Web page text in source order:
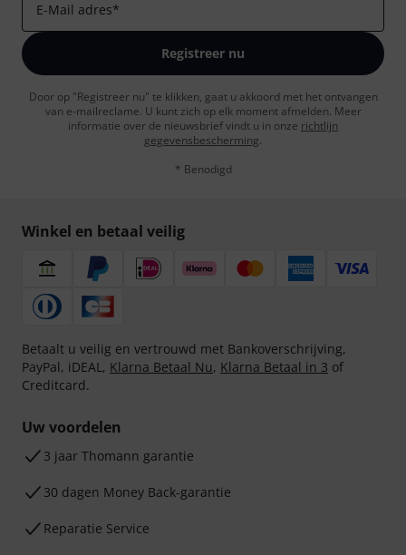
E-Mail adres*
Registreer nu
Door op "Registreer nu" te klikken, gaat u akkoord met het ontvangen
van e-mailreclame. U kunt zich op elk moment afmelden. Meer
informatie over de nieuwsbrief vindt u in onze richtlijn
gegevensbescherming.
* Benodigd
Winkel en betaal veilig
Betaalt u veilig en vertrouwd met Bankoverschrijving,
PayPal, iDEAL, Klarna Betaal Nu, Klarna Betaal in 3 of
Creditcard.
Uw voordelen
3 jaar Thomann garantie
30 dagen Money Back-garantie
Reparatie Service